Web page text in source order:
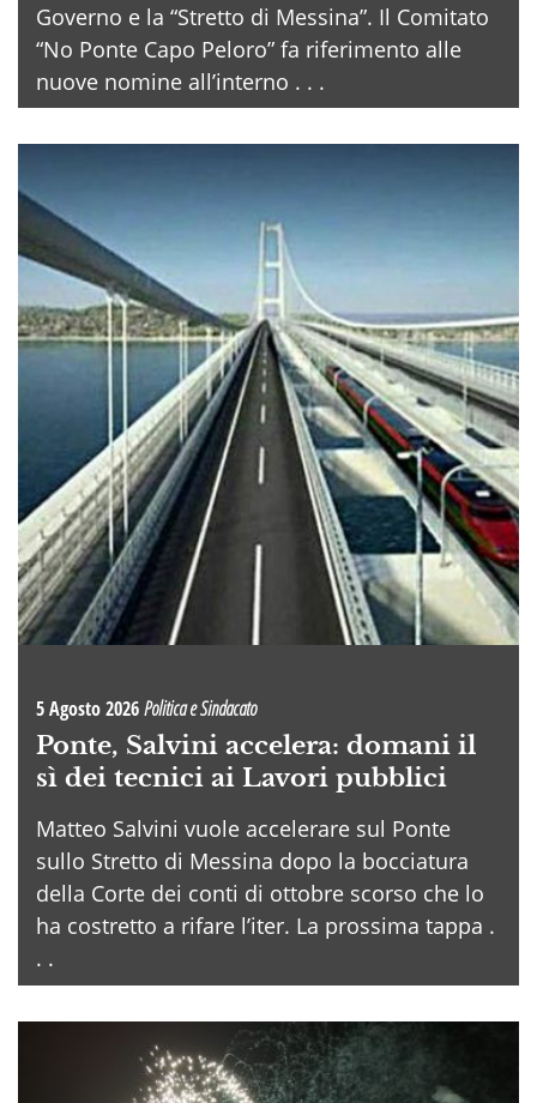
Governo e la “Stretto di Messina”. Il Comitato
“No Ponte Capo Peloro” fa riferimento alle
nuove nomine all’interno . . .
5 Agosto 2026Politica e Sindacato
Ponte, Salvini accelera: domani il
sì dei tecnici ai Lavori pubblici
Matteo Salvini vuole accelerare sul Ponte
sullo Stretto di Messina dopo la bocciatura
della Corte dei conti di ottobre scorso che lo
ha costretto a rifare l’iter. La prossima tappa .
. .